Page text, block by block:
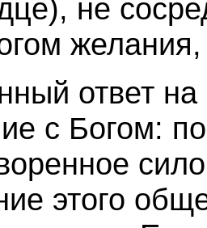
не
ответ
с Богом:
этого